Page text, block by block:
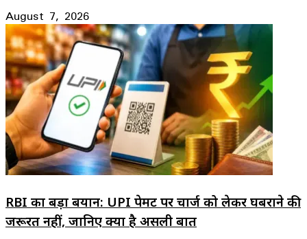
August 7, 2026
RBI का बड़ा बयान: UPI पेमेंट पर चार्ज को लेकर घबराने की
जरूरत नहीं, जानिए क्या है असली बात